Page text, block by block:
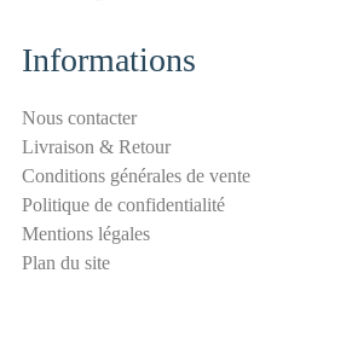
s
a
m
E
-
m
a
Informations
Nous contacter
Livraison & Retour
Conditions générales de vente
Politique de confidentialité
Mentions légales
Plan du site